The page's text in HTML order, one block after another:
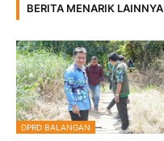
BERITA MENARIK LAINNYA
DPRD BALANGAN